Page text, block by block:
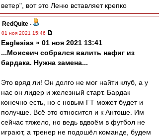
ветер", вот это Леню вставляет крепко
RedQuite -
01 ноя 2021 15:46
Eaglesias » 01 ноя 2021 13:41
...Моисеич собрался валить нафиг из
бардака. Нужна замена...
Это вряд ли! Он долго не мог найти клуб, а у
нас он лидер и железный старт. Бардак
конечно есть, но с новым ГТ может будет и
получше. Всё это относится и к Антоше. Им
сейчас тяжело, но ведь вдвоём в футбол не
играют, а тренер не подошёл команде, будем